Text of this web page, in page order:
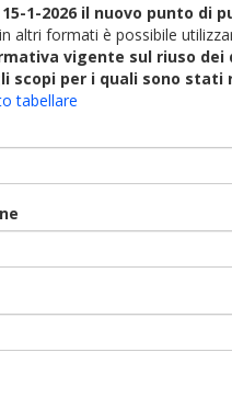
15-1-2026 il nuovo punto
altri formati è possibile
vigente sul riuso dei
scopi per i quali sono
tabellare